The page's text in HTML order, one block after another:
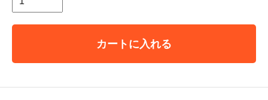
カートに入れる